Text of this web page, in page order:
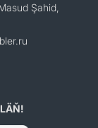
Şahid,